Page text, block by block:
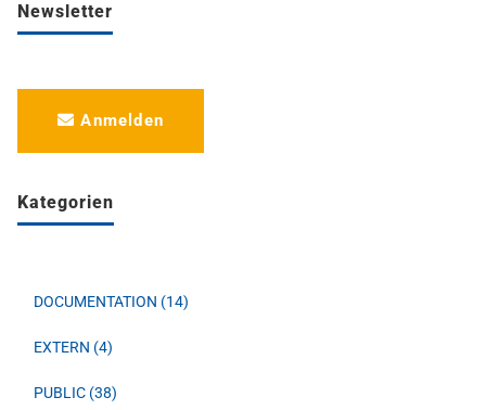
Newsletter
Anmelden
Kategorien
DOCUMENTATION (14)
EXTERN (4)
PUBLIC (38)